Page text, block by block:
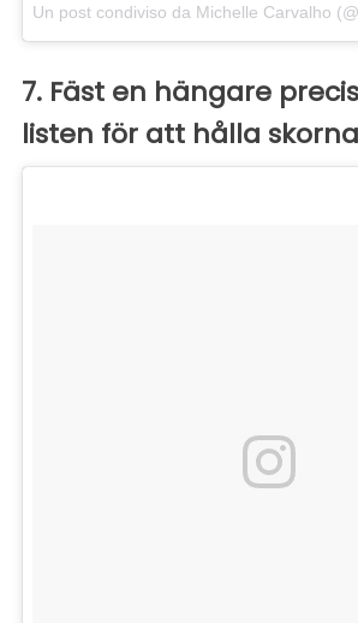
Un post condiviso da Michelle Carvalho
7. Fäst en hängare
listen för att hålla